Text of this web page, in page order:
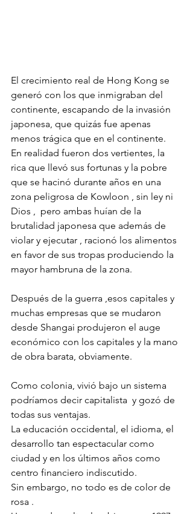
El crecimiento real de Hong Kong se
generó con los que inmigraban del
continente, escapando de la invasión
japonesa, que quizás fue apenas
menos trágica que en el continente.
En realidad fueron dos vertientes, la
rica que llevó sus fortunas y la pobre
que se hacinó durante años en una
zona peligrosa de Kowloon , sin ley ni
Dios ,  pero ambas huían de la
brutalidad japonesa que además de
violar y ejecutar , racionó los alimentos
en favor de sus tropas produciendo la
mayor hambruna de la zona.
Después de la guerra ,esos capitales y
muchas empresas que se mudaron
desde Shangai produjeron el auge
económico con los capitales y la mano
de obra barata, obviamente.
Como colonia, vivió bajo un sistema
podríamos decir capitalista  y gozó de
todas sus ventajas.
La educación occidental, el idioma, el
desarrollo tan espectacular como
ciudad y en los últimos años como
centro financiero indiscutido.
Sin embargo, no todo es de color de
rosa .